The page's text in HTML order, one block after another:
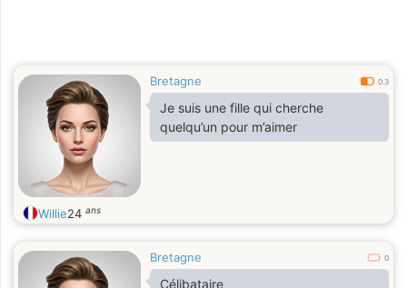
Bretagne 0.3
Je suis une fille qui cherche
quelqu’un pour m’aimer
Willie24 ans
Bretagne 0
Célibataire